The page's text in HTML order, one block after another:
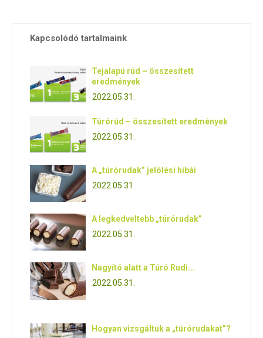
Kapcsolódó tartalmaink
Tejalapú rúd – összesített
eredmények
2022.05.31.
Túrórúd – összesített eredmények
2022.05.31.
A „túrórudak” jelölési hibái
2022.05.31.
A legkedveltebb „túrórudak”
2022.05.31.
Nagyító alatt a Túró Rudi...
2022.05.31.
Hogyan vizsgáltuk a „túrórudakat”?